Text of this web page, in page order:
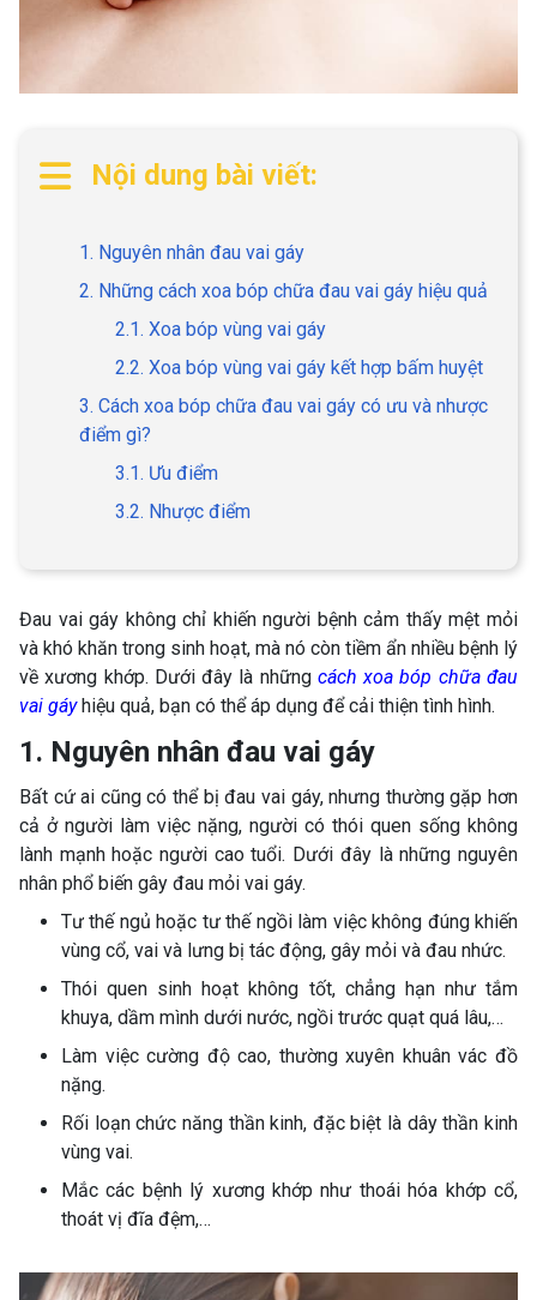
Nội dung bài viết:
1. Nguyên nhân đau vai gáy
2. Những cách xoa bóp chữa đau vai gáy hiệu quả
2.1. Xoa bóp vùng vai gáy
2.2. Xoa bóp vùng vai gáy kết hợp bấm huyệt
3. Cách xoa bóp chữa đau vai gáy có ưu và nhược
điểm gì?
3.1. Ưu điểm
3.2. Nhược điểm
Đau vai gáy không chỉ khiến người bệnh cảm thấy mệt mỏi
và khó khăn trong sinh hoạt, mà nó còn tiềm ẩn nhiều bệnh lý
về xương khớp. Dưới đây là những cách xoa bóp chữa đau
vai gáyhiệu quả, bạn có thể áp dụng để cải thiện tình hình.
1. Nguyên nhân đau vai gáy
Bất cứ ai cũng có thể bị đau vai gáy, nhưng thường gặp hơn
cả ở người làm việc nặng, người có thói quen sống không
lành mạnh hoặc người cao tuổi. Dưới đây là những nguyên
nhân phổ biến gây đau mỏi vai gáy.
Tư thế ngủ hoặc tư thế ngồi làm việc không đúng khiến
vùng cổ, vai và lưng bị tác động, gây mỏi và đau nhức.
Thói quen sinh hoạt không tốt, chẳng hạn như tắm
khuya, dầm mình dưới nước, ngồi trước quạt quá lâu,…
Làm việc cường độ cao, thường xuyên khuân vác đồ
nặng.
Rối loạn chức năng thần kinh, đặc biệt là dây thần kinh
vùng vai.
Mắc các bệnh lý xương khớp như thoái hóa khớp cổ,
thoát vị đĩa đệm,…